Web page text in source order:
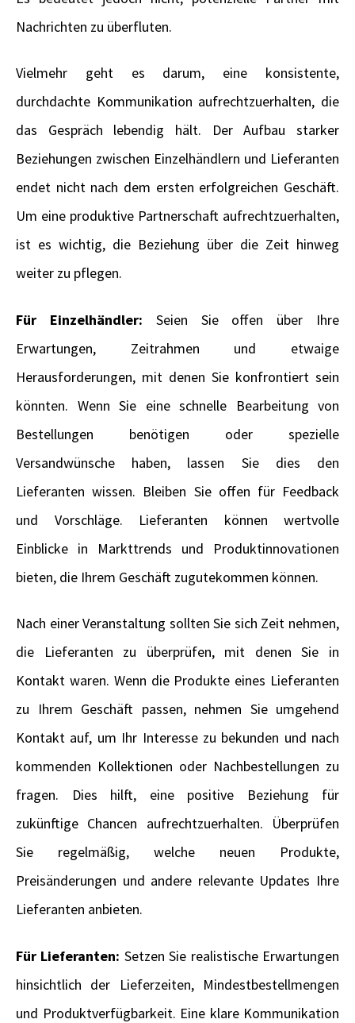
Nachrichten zu überfluten.
Vielmehr geht es darum, eine konsistente,
durchdachte Kommunikation aufrechtzuerhalten, die
das Gespräch lebendig hält. Der Aufbau starker
Beziehungen zwischen Einzelhändlern und Lieferanten
endet nicht nach dem ersten erfolgreichen Geschäft.
Um eine produktive Partnerschaft aufrechtzuerhalten,
ist es wichtig, die Beziehung über die Zeit hinweg
weiter zu pflegen.
Für Einzelhändler: Seien Sie offen über Ihre
Erwartungen, Zeitrahmen und etwaige
Herausforderungen, mit denen Sie konfrontiert sein
könnten. Wenn Sie eine schnelle Bearbeitung von
Bestellungen benötigen oder spezielle
Versandwünsche haben, lassen Sie dies den
Lieferanten wissen. Bleiben Sie offen für Feedback
und Vorschläge. Lieferanten können wertvolle
Einblicke in Markttrends und Produktinnovationen
bieten, die Ihrem Geschäft zugutekommen können.
Nach einer Veranstaltung sollten Sie sich Zeit nehmen,
die Lieferanten zu überprüfen, mit denen Sie in
Kontakt waren. Wenn die Produkte eines Lieferanten
zu Ihrem Geschäft passen, nehmen Sie umgehend
Kontakt auf, um Ihr Interesse zu bekunden und nach
kommenden Kollektionen oder Nachbestellungen zu
fragen. Dies hilft, eine positive Beziehung für
zukünftige Chancen aufrechtzuerhalten. Überprüfen
Sie regelmäßig, welche neuen Produkte,
Preisänderungen und andere relevante Updates Ihre
Lieferanten anbieten.
Für Lieferanten: Setzen Sie realistische Erwartungen
hinsichtlich der Lieferzeiten, Mindestbestellmengen
und Produktverfügbarkeit. Eine klare Kommunikation